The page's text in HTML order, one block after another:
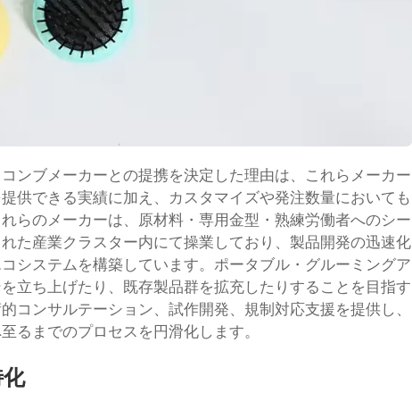
ンブメーカーとの提携を決定した理由は、これらメーカー
供できる実績に加え、カスタマイズや発注数量においても
らのメーカーは、原材料・専用金型・熟練労働者へのシー
た産業クラスター内にて操業しており、製品開発の迅速化
システムを構築しています。ポータブル・グルーミングア
立ち上げたり、既存製品群を拡充したりすることを目指す
コンサルテーション、試作開発、規制対応支援を提供し、
るまでのプロセスを円滑化します。